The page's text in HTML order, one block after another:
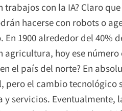
trabajos con la IA? Claro
hacerse con robots o
En 1900 alrededor del 40%
agricultura, hoy ese número
el país del norte? En
pero el cambio tecnológico
y servicios. Eventualmente,